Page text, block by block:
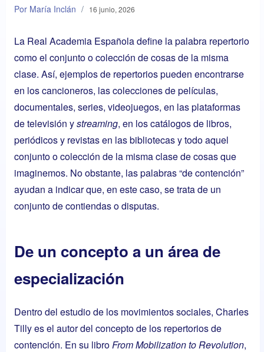
Por María Inclán / 16 junio, 2026
La Real Academia Española define la palabra repertorio
como el conjunto o colección de cosas de la misma
clase. Así, ejemplos de repertorios pueden encontrarse
en los cancioneros, las colecciones de películas,
documentales, series, videojuegos, en las plataformas
de televisión ystreaming, en los catálogos de libros,
periódicos y revistas en las bibliotecas y todo aquel
conjunto o colección de la misma clase de cosas que
imaginemos. No obstante, las palabras “de contención”
ayudan a indicar que, en este caso, se trata de un
conjunto de contiendas o disputas.
De un concepto a un área de
especialización
Dentro del estudio de los movimientos sociales, Charles
Tilly es el autor del concepto de los repertorios de
contención. En su libroFrom Mobilization to Revolution,